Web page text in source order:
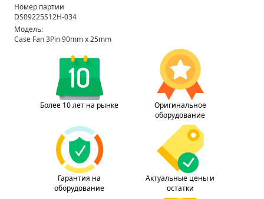
Номер партии
DS09225S12H-034
Модель:
Case Fan 3Pin 90mm x 25mm
Более 10 лет на рынке
Оригинальное
оборудование
Гарантия на
оборудование
Актуальные цены и
остатки